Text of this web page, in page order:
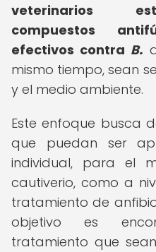
veterinarios
compuestos
efectivos contra B.
mismo tiempo, sean
y el medio ambiente.
Este enfoque busca
que puedan ser
individual, para el
cautiverio, como a
tratamiento de
objetivo es
tratamiento que